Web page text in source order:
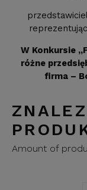
W Konkursie
różne
firma –
Amount of